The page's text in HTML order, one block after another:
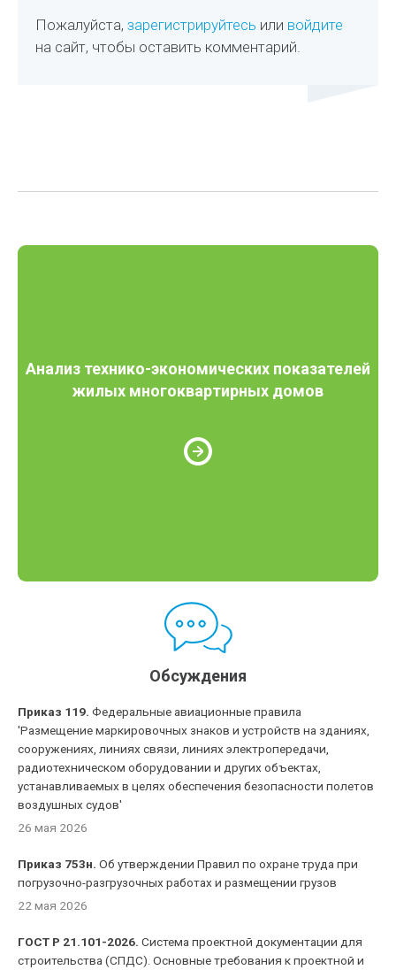
Пожалуйста,зарегистрируйтесь или войдите
на сайт, чтобы оставить комментарий.
Анализ технико-экономических показателей
жилых многоквартирных домов
Обсуждения
Приказ 119. Федеральные авиационные правила
'Размещение маркировочных знаков и устройств на зданиях,
сооружениях, линиях связи, линиях электропередачи,
радиотехническом оборудовании и других объектах,
устанавливаемых в целях обеспечения безопасности полетов
воздушных судов'
26 мая 2026
Приказ 753н. Об утверждении Правил по охране труда при
погрузочно-разгрузочных работах и размещении грузов
22 мая 2026
ГОСТ Р 21.101-2026. Система проектной документации для
строительства (СПДС). Основные требования к проектной и